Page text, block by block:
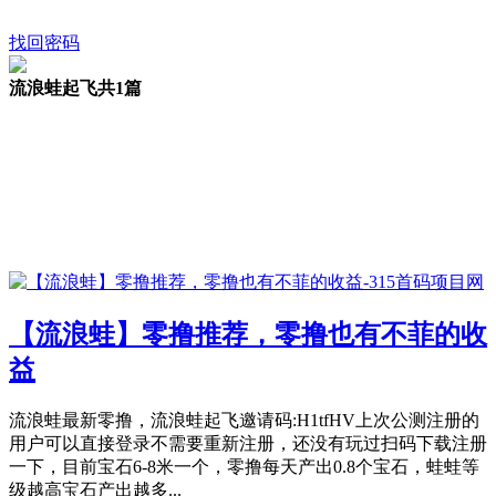
找回密码
流浪蛙起飞共1篇
【流浪蛙】零撸推荐，零撸也有不菲的收
益
流浪蛙最新零撸，流浪蛙起飞邀请码:H1tfHV上次公测注册的
用户可以直接登录不需要重新注册，还没有玩过扫码下载注册
一下，目前宝石6-8米一个，零撸每天产出0.8个宝石，蛙蛙等
级越高宝石产出越多...